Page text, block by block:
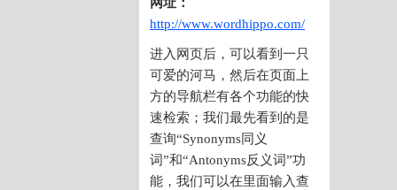
网址：
http://www.wordhippo.com/
进入网页后，可以看到一只
可爱的河马，然后在页面上
方的导航栏有各个功能的快
速检索；我们最先看到的是
查询“Synonyms同义
词”和“Antonyms反义词”功
能，我们可以在里面输入查